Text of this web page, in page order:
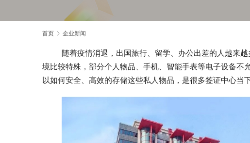
首页 企业新闻
境比较特殊，部分个人物品、手机、智能手表等电子设备
以如何安全、高效的存储这些私人物品，是很多签证中心当